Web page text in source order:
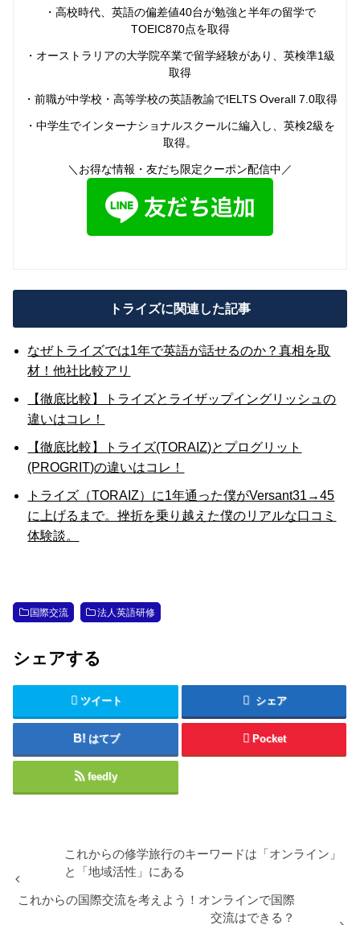
・高校時代、英語の偏差値40台が勉強と半年の留学で
TOEIC870点を取得
・オーストラリアの大学院卒業で留学経験があり、英検準1級
取得
・前職が中学校・高等学校の英語教諭でIELTS Overall 7.0取得
・中学生でインターナショナルスクールに編入し、英検2級を
取得。
＼お得な情報・友だち限定クーポン配信中／
トライズに関連した記事
なぜトライズでは1年で英語が話せるのか？真相を取
材！他社比較アリ
【徹底比較】トライズとライザップイングリッシュの
違いはコレ！
【徹底比較】トライズ(TORAIZ)とプログリット
(PROGRIT)の違いはコレ！
トライズ（TORAIZ）に1年通った僕がVersant31→45
に上げるまで。挫折を乗り越えた僕のリアルな口コミ
体験談。
国際交流 法人英語研修
シェアする
ツイート シェア
はてブ Pocket
feedly
これからの修学旅行のキーワードは「オンライン」
と「地域活性」にある
これからの国際交流を考えよう！オンラインで国際
交流はできる？